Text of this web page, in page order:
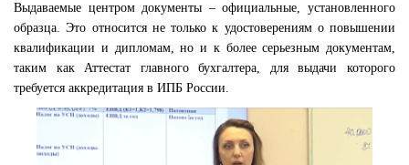
Выдаваемые центром документы – официальные, установленного
образца. Это относится не только к удостоверениям о повышении
квалификации и дипломам, но и к более серьезным документам,
таким как Аттестат главного бухгалтера, для выдачи которого
требуется аккредитация в ИПБ России.